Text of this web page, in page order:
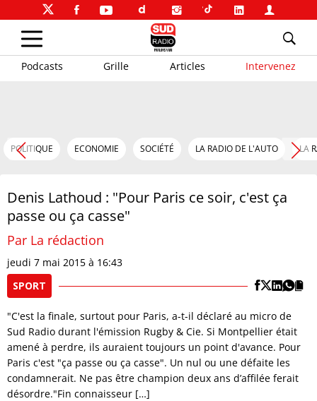
Podcasts Grille Articles Intervenez
POLITIQUE ECONOMIE SOCIÉTÉ LA RADIO DE L'AUTO LA
Denis Lathoud : "Pour Paris ce soir, c'est ça
passe ou ça casse"
Par La rédaction
jeudi 7 mai 2015 à 16:43
SPORT
"C'est la finale, surtout pour Paris, a-t-il déclaré au micro de
Sud Radio durant l'émission Rugby & Cie. Si Montpellier était
amené à perdre, ils auraient toujours un point d'avance. Pour
Paris c'est "ça passe ou ça casse". Un nul ou une défaite les
condamnerait. Ne pas être champion deux ans d’affilée ferait
désordre."Fin connaisseur […]